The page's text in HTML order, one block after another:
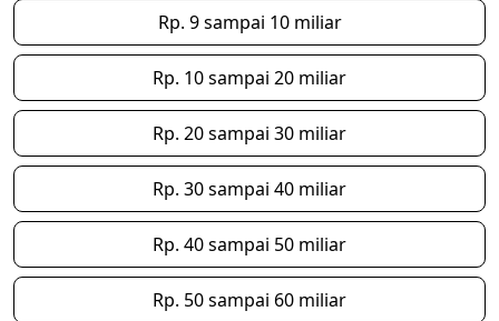
Rp. 9 sampai 10 miliar
Rp. 10 sampai 20 miliar
Rp. 20 sampai 30 miliar
Rp. 30 sampai 40 miliar
Rp. 40 sampai 50 miliar
Rp. 50 sampai 60 miliar